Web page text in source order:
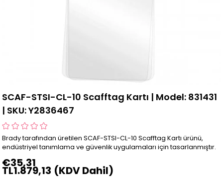
SCAF-STSI-CL-10 Scafftag Kartı | Model: 831431
| SKU: Y2836467
Brady tarafından üretilen SCAF-STSI-CL-10 Scafftag Kartı ürünü,
endüstriyel tanımlama ve güvenlik uygulamaları için tasarlanmıştır.
€35,31
TL1.879,13 (KDV Dahil)